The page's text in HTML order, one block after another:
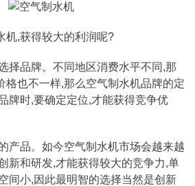
机,获得较大的利润呢?
择品牌。不同地区消费水平不同,那
格也不一样,那么空气制水机品牌的定
牌时,要确定定位,才能获得竞争优
产品。如今空气制水机市场会越来越
新和研发,才能获得较大的竞争力,单
间小,因此最明智的选择当然是创新